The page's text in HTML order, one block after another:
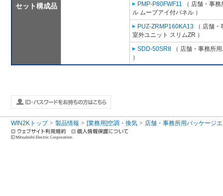
セット構成品
PMP-P80FWF11 （ 店舗・事
ル ムーブアイ付パネル ）
PUZ-ZRMP160KA13 （ 店舗
室外ユニット スリムZR ）
SDD-50SR8 （ 店舗・事務所
）
WIN2Kトップ 製品情報 [業務用]空調・換気 店舗・事務所用パッケージ